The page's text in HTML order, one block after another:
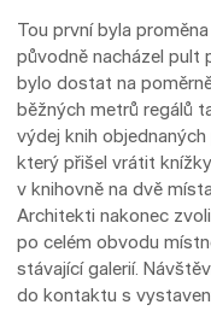
Tou první byla
původně nacházel pult
bylo dostat na
běžných metrů regálů
výdej knih
který přišel vrátit
v knihovně na dvě
Architekti nakonec
po celém obvodu
stávající galerií.
do kontaktu s